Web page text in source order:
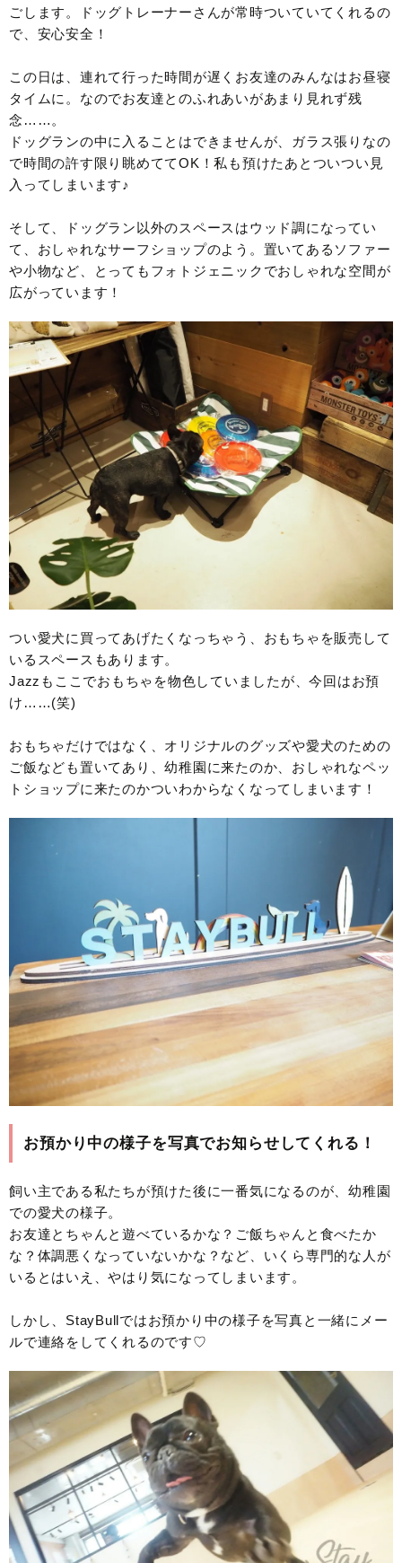
ごします。ドッグトレーナーさんが常時ついていてくれるの
で、安心安全！
この日は、連れて行った時間が遅くお友達のみんなはお昼寝
タイムに。なのでお友達とのふれあいがあまり見れず残
念……。
ドッグランの中に入ることはできませんが、ガラス張りなの
で時間の許す限り眺めててOK！私も預けたあとついつい見
入ってしまいます♪
そして、ドッグラン以外のスペースはウッド調になってい
て、おしゃれなサーフショップのよう。置いてあるソファー
や小物など、とってもフォトジェニックでおしゃれな空間が
広がっています！
つい愛犬に買ってあげたくなっちゃう、おもちゃを販売して
いるスペースもあります。
Jazzもここでおもちゃを物色していましたが、今回はお預
け……(笑)
おもちゃだけではなく、オリジナルのグッズや愛犬のための
ご飯なども置いてあり、幼稚園に来たのか、おしゃれなペッ
トショップに来たのかついわからなくなってしまいます！
お預かり中の様子を写真でお知らせしてくれる！
飼い主である私たちが預けた後に一番気になるのが、幼稚園
での愛犬の様子。
お友達とちゃんと遊べているかな？ご飯ちゃんと食べたか
な？体調悪くなっていないかな？など、いくら専門的な人が
いるとはいえ、やはり気になってしまいます。
しかし、StayBullではお預かり中の様子を写真と一緒にメー
ルで連絡をしてくれるのです♡